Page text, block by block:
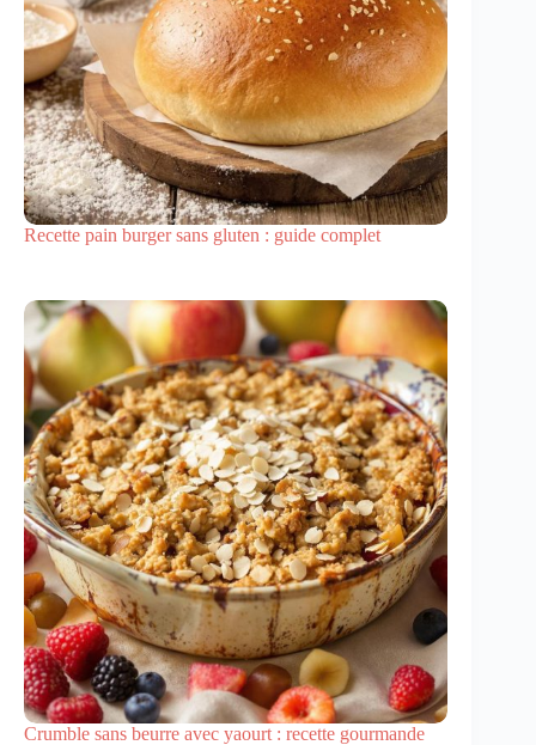
Recette pain burger sans gluten : guide complet
Crumble sans beurre avec yaourt : recette gourmande